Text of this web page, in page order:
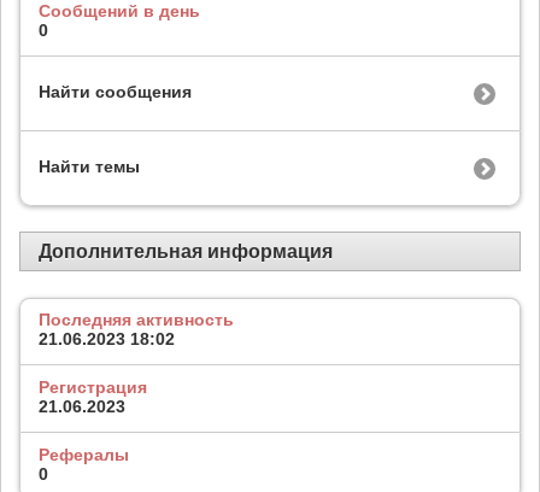
Сообщений в день
0
Найти сообщения
Найти темы
Дополнительная информация
Последняя активность
21.06.2023 18:02
Регистрация
21.06.2023
Рефералы
0